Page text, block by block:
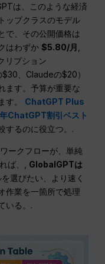
は、このような経済
ップクラスのモデル
で、その公開価格は
はわずか$5.80/月
リプション
、Claudeの$20）
ます。予算が重要な
す。 ChatGPT Plus
ChatGPT割引ベスト
するのに役立つ。.
ークフローが、単純
ば、, GlobalGPTは
選びたい、より速く
作業を一箇所で処理
いる。.